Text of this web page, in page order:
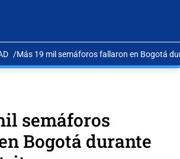
Más 19 mil semáforos fallaron en Bogotá
semáforos
Bogotá durante